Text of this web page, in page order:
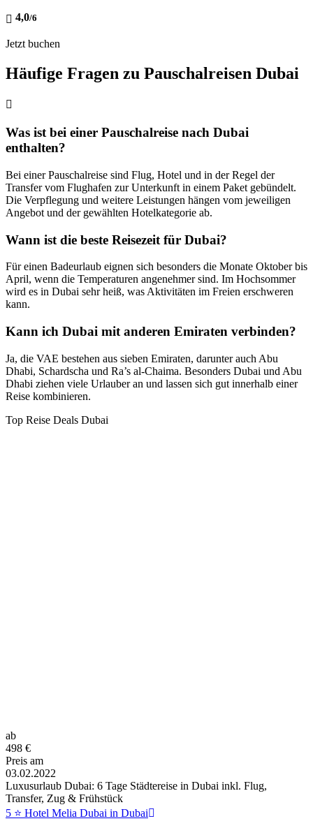
4,0/6
Jetzt buchen
Häufige Fragen zu Pauschalreisen Dubai
Was ist bei einer Pauschalreise nach Dubai
enthalten?
Bei einer Pauschalreise sind Flug, Hotel und in der Regel der
Transfer vom Flughafen zur Unterkunft in einem Paket gebündelt.
Die Verpflegung und weitere Leistungen hängen vom jeweiligen
Angebot und der gewählten Hotelkategorie ab.
Wann ist die beste Reisezeit für Dubai?
Für einen Badeurlaub eignen sich besonders die Monate Oktober bis
April, wenn die Temperaturen angenehmer sind. Im Hochsommer
wird es in Dubai sehr heiß, was Aktivitäten im Freien erschweren
kann.
Kann ich Dubai mit anderen Emiraten verbinden?
Ja, die VAE bestehen aus sieben Emiraten, darunter auch Abu
Dhabi, Schardscha und Ra’s al-Chaima. Besonders Dubai und Abu
Dhabi ziehen viele Urlauber an und lassen sich gut innerhalb einer
Reise kombinieren.
Top Reise Deals Dubai
ab
498 €
Preis am
03.02.2022
Luxusurlaub Dubai: 6 Tage Städtereise in Dubai inkl. Flug,
Transfer, Zug & Frühstück
5 ⭐ Hotel Melia Dubai in Dubai